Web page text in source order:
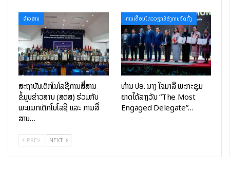
ຂ່າວສານ
ສະຖາບັນເຕັກໂນໂລຊີການສື່ສານ
ຂໍ້ມູນຂ່າວສານ (ສຕສ) ຮ່ວມກັບ
ພະແນກເຕັກໂນໂລຊີ ແລະ ການສື່
ສານ…
ການເຄື່ອນໄຫວວຽກ3ອົງການຈັດຕັ້ງ
ທ່ານ ປອ. ນາງ ໃຈມາລີ ພະກະຊຸມ
ຍາດໄດ້ລາງວັນ “The Most
Engaged Delegate”…
PREV NEXT